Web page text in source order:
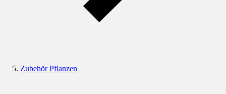
Zubehör Pflanzen